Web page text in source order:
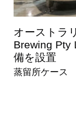
オーストラ
Brewing Pty
備を設置
蒸留所ケース